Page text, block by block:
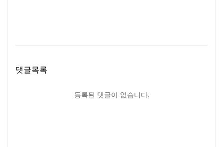
댓글목록
등록된 댓글이 없습니다.